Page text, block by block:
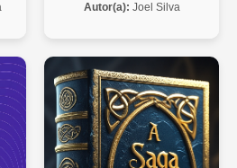
Autor(a): Joel Silva